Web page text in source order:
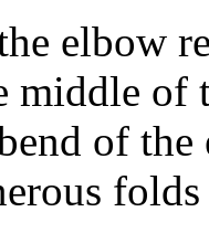
elbow
middle of
of the